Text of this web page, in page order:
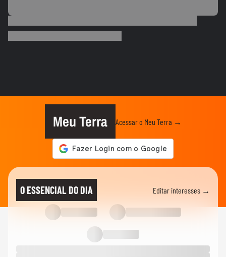
começar a correr
Como não cair em golpes de agências de
viagem
Descubra todos os detalhes do Terra
Verão
O que você considera indispensável para
curtir o verão?
Meu Terra Acessar o Meu Terra →
O ESSENCIAL DO DIA Editar interesses →